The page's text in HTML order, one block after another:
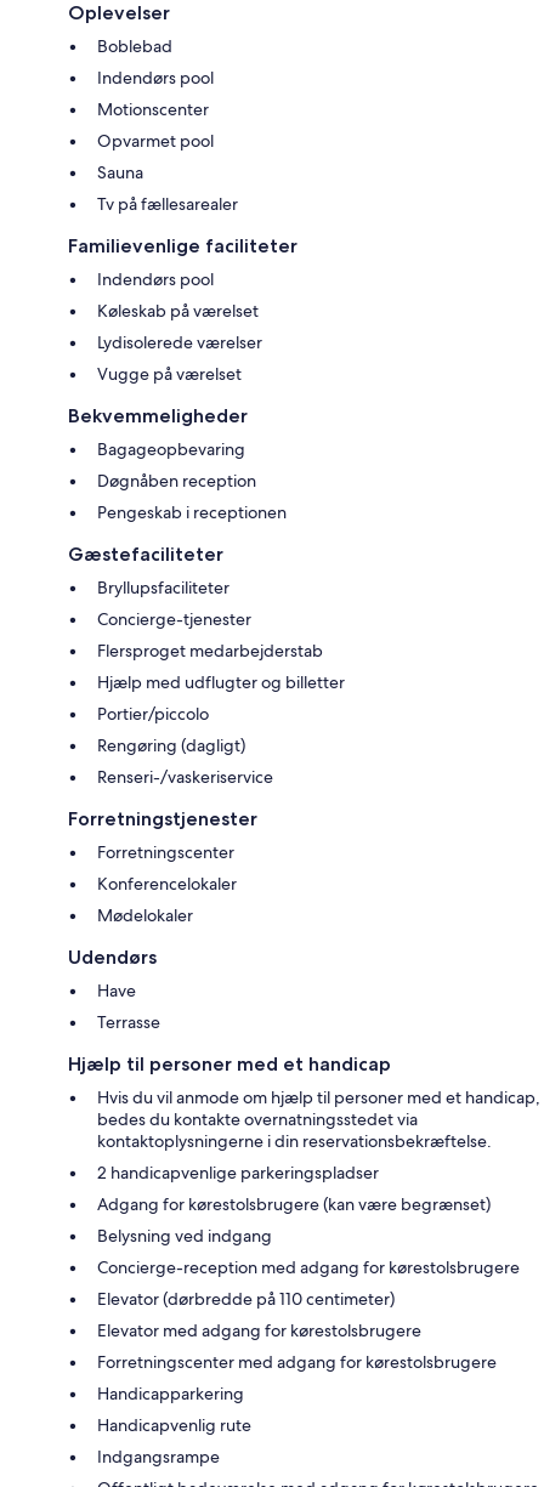
Oplevelser
Boblebad
Indendørs pool
Motionscenter
Opvarmet pool
Sauna
Tv på fællesarealer
Familievenlige faciliteter
Indendørs pool
Køleskab på værelset
Lydisolerede værelser
Vugge på værelset
Bekvemmeligheder
Bagageopbevaring
Døgnåben reception
Pengeskab i receptionen
Gæstefaciliteter
Bryllupsfaciliteter
Concierge-tjenester
Flersproget medarbejderstab
Hjælp med udflugter og billetter
Portier/piccolo
Rengøring (dagligt)
Renseri-/vaskeriservice
Forretningstjenester
Forretningscenter
Konferencelokaler
Mødelokaler
Udendørs
Have
Terrasse
Hjælp til personer med et handicap
Hvis du vil anmode om hjælp til personer med et handicap,
bedes du kontakte overnatningsstedet via
kontaktoplysningerne i din reservationsbekræftelse.
2 handicapvenlige parkeringspladser
Adgang for kørestolsbrugere (kan være begrænset)
Belysning ved indgang
Concierge-reception med adgang for kørestolsbrugere
Elevator (dørbredde på 110 centimeter)
Elevator med adgang for kørestolsbrugere
Forretningscenter med adgang for kørestolsbrugere
Handicapparkering
Handicapvenlig rute
Indgangsrampe